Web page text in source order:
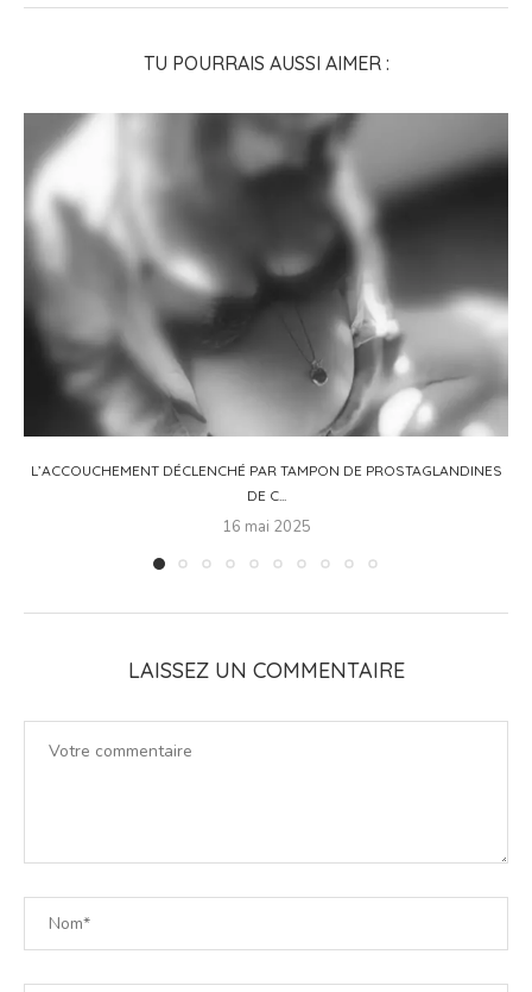
TU POURRAIS AUSSI AIMER :
L’ACCOUCHEMENT DÉCLENCHÉ PAR TAMPON DE PROSTAGLANDINES
DE C...
16 mai 2025
LAISSEZ UN COMMENTAIRE